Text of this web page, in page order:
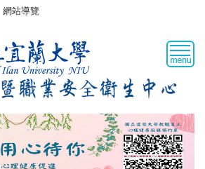
網站導覽